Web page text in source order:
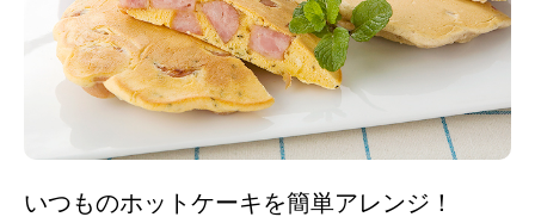
いつものホットケーキを簡単アレンジ！